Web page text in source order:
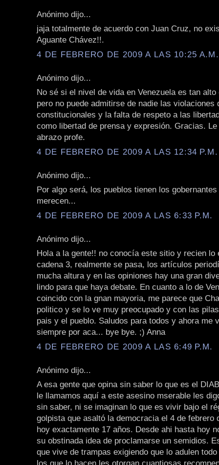
Anónimo dijo...
jaja totalmente de acuerdo con Juan Cruz, no
Aguante Chávez!!.
4 DE FEBRERO DE 2009 A LAS 10:25 A.M.
Anónimo dijo...
No sé si el nivel de vida en Venezuela es tan alto
pero no puede admitirse de nadie las violaciones
constitucionales y la falta de respeto a las
como libertad de prensa y expresión. Gracias. Le
abrazo profe.
4 DE FEBRERO DE 2009 A LAS 12:34 P.M.
Anónimo dijo...
Por algo será, los pueblos tienen los
merecen...
4 DE FEBRERO DE 2009 A LAS 6:33 P.M.
Anónimo dijo...
Hola a la gente!! no conocía este sitio y recien lo
cadena 3, realmente se pasa, los artículos
mucha altura y en las opiniones hay una gran
lindo para que haya debate. En cuanto a lo de
coincido con la gnan mayoria, me parece que
politico y se lo ve muy preocupado y con las
pais y el pueblo. Saludos para todos y ahora me
siempre por aca... bye bye. ;) Anna
4 DE FEBRERO DE 2009 A LAS 6:49 P.M.
Anónimo dijo...
A esa gente que opina sin saber lo que es el
le llamamos aquí a este asesino mserable les
sin saber, ni se imaginan lo que es vivir bajo el
golpista que asaltó la democracia el 4 de febrero
hoy exactamente 17 años. Desde ahi hasta hoy
su obstinada idea de proclamarse un semidios.
que vive de trampas exigiendo que lo adulen